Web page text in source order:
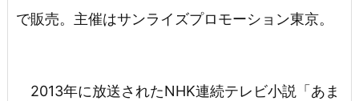
で販売。主催はサンライズプロモーション東京。
2013年に放送されたNHK連続テレビ小説「あま